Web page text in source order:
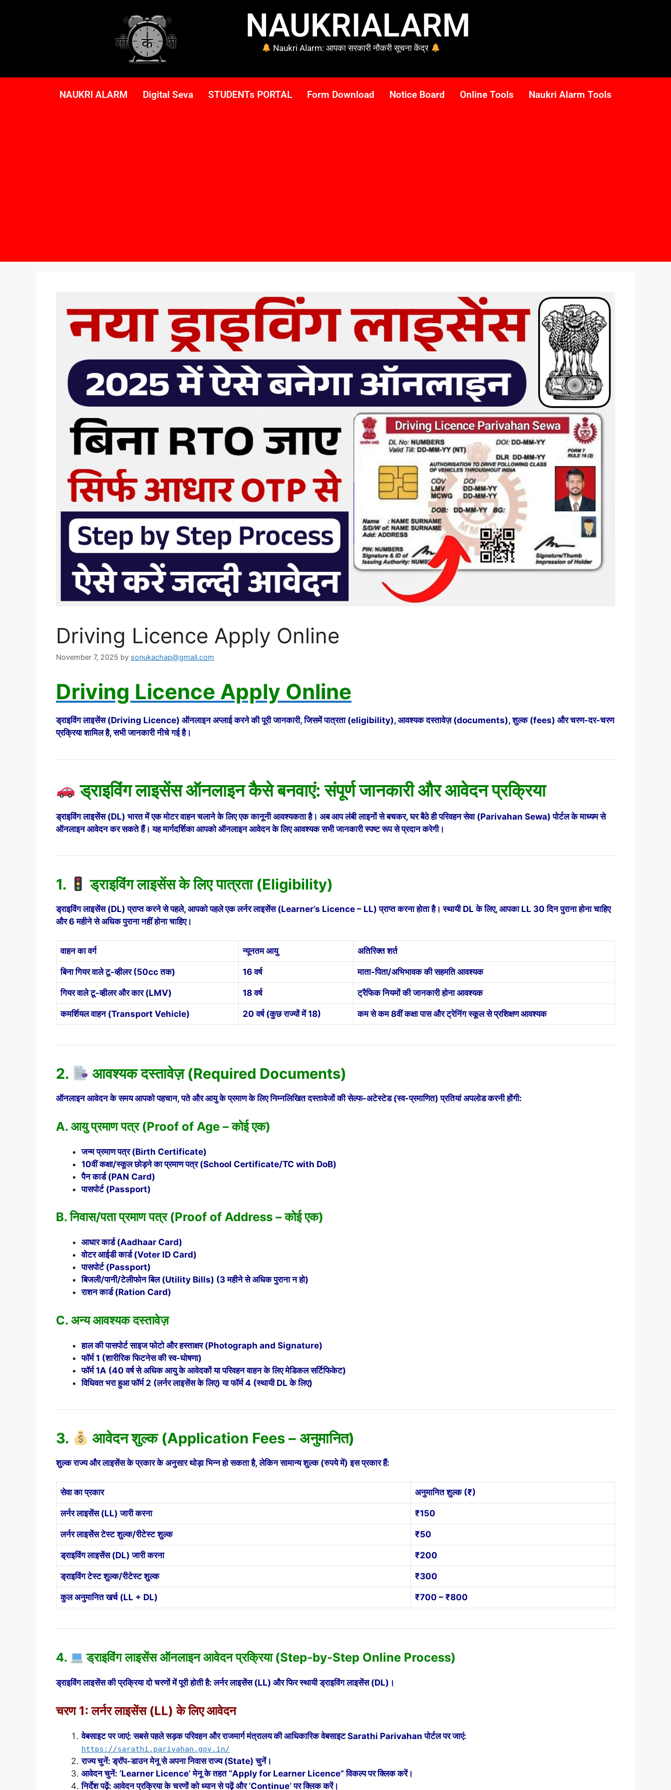
NAUKRIALARM
Naukri Alarm: आपका सरकारी नौकरी सूचना केंद्र
NAUKRI ALARM Digital Seva STUDENTs PORTAL Form Download Notice Board Online Tools Naukri Alarm Tools
Driving Licence Apply Online
November 7, 2025 by sonukachap@gmail.com
Driving Licence Apply Online
ड्राइविंग लाइसेंस (Driving Licence) ऑनलाइन अप्लाई करने की पूरी जानकारी, जिसमें पात्रता (eligibility), आवश्यक दस्तावेज़ (documents), शुल्क (fees) और चरण-दर-चरण
प्रक्रिया शामिल है, सभी जानकारी नीचे गई है।
ड्राइविंग लाइसेंस ऑनलाइन कैसे बनवाएं: संपूर्ण जानकारी और आवेदन प्रक्रिया
ड्राइविंग लाइसेंस (DL) भारत में एक मोटर वाहन चलाने के लिए एक कानूनी आवश्यकता है। अब आप लंबी लाइनों से बचकर, घर बैठे ही परिवहन सेवा (Parivahan Sewa) पोर्टल के माध्यम से
ऑनलाइन आवेदन कर सकते हैं। यह मार्गदर्शिका आपको ऑनलाइन आवेदन के लिए आवश्यक सभी जानकारी स्पष्ट रूप से प्रदान करेगी।
1. ड्राइविंग लाइसेंस के लिए पात्रता (Eligibility)
ड्राइविंग लाइसेंस (DL) प्राप्त करने से पहले, आपको पहले एक लर्नर लाइसेंस (Learner’s Licence – LL) प्राप्त करना होता है। स्थायी DL के लिए, आपका LL 30 दिन पुराना होना चाहिए
और 6 महीने से अधिक पुराना नहीं होना चाहिए।
वाहन का वर्ग न्यूनतम आयु अतिरिक्त शर्त
बिना गियर वाले टू-व्हीलर (50cc तक) 16 वर्ष माता-पिता/अभिभावक की सहमति आवश्यक
गियर वाले टू-व्हीलर और कार (LMV) 18 वर्ष ट्रैफिक नियमों की जानकारी होना आवश्यक
कमर्शियल वाहन (Transport Vehicle) 20 वर्ष (कुछ राज्यों में 18) कम से कम 8वीं कक्षा पास और ट्रेनिंग स्कूल से प्रशिक्षण आवश्यक
2. आवश्यक दस्तावेज़ (Required Documents)
ऑनलाइन आवेदन के समय आपको पहचान, पते और आयु के प्रमाण के लिए निम्नलिखित दस्तावेजों की सेल्फ-अटेस्टेड (स्व-प्रमाणित) प्रतियां अपलोड करनी होंगी:
A. आयु प्रमाण पत्र (Proof of Age – कोई एक)
जन्म प्रमाण पत्र (Birth Certificate)
10वीं कक्षा/स्कूल छोड़ने का प्रमाण पत्र (School Certificate/TC with DoB)
पैन कार्ड (PAN Card)
पासपोर्ट (Passport)
B. निवास/पता प्रमाण पत्र (Proof of Address – कोई एक)
आधार कार्ड (Aadhaar Card)
वोटर आईडी कार्ड (Voter ID Card)
पासपोर्ट (Passport)
बिजली/पानी/टेलीफोन बिल (Utility Bills) (3 महीने से अधिक पुराना न हो)
राशन कार्ड (Ration Card)
C. अन्य आवश्यक दस्तावेज़
हाल की पासपोर्ट साइज फोटो और हस्ताक्षर (Photograph and Signature)
फॉर्म 1 (शारीरिक फिटनेस की स्व-घोषणा)
फॉर्म 1A (40 वर्ष से अधिक आयु के आवेदकों या परिवहन वाहन के लिए मेडिकल सर्टिफिकेट)
विधिवत भरा हुआ फॉर्म 2 (लर्नर लाइसेंस के लिए) या फॉर्म 4 (स्थायी DL के लिए)
3. आवेदन शुल्क (Application Fees – अनुमानित)
शुल्क राज्य और लाइसेंस के प्रकार के अनुसार थोड़ा भिन्न हो सकता है, लेकिन सामान्य शुल्क (रुपये में) इस प्रकार हैं:
सेवा का प्रकार अनुमानित शुल्क (₹)
लर्नर लाइसेंस (LL) जारी करना ₹150
लर्नर लाइसेंस टेस्ट शुल्क/रीटेस्ट शुल्क ₹50
ड्राइविंग लाइसेंस (DL) जारी करना ₹200
ड्राइविंग टेस्ट शुल्क/रीटेस्ट शुल्क ₹300
कुल अनुमानित खर्च (LL + DL) ₹700 – ₹800
4. ड्राइविंग लाइसेंस ऑनलाइन आवेदन प्रक्रिया (Step-by-Step Online Process)
ड्राइविंग लाइसेंस की प्रक्रिया दो चरणों में पूरी होती है: लर्नर लाइसेंस (LL) और फिर स्थायी ड्राइविंग लाइसेंस (DL)।
चरण 1: लर्नर लाइसेंस (LL) के लिए आवेदन
वेबसाइट पर जाएं: सबसे पहले सड़क परिवहन और राजमार्ग मंत्रालय की आधिकारिक वेबसाइट Sarathi Parivahan पोर्टल पर जाएं:
https://sarathi.parivahan.gov.in/
राज्य चुनें: ड्रॉप-डाउन मेनू से अपना निवास राज्य (State) चुनें।
आवेदन चुनें: ‘Learner Licence’ मेनू के तहत “Apply for Learner Licence” विकल्प पर क्लिक करें।
निर्देश पढ़ें: आवेदन प्रक्रिया के चरणों को ध्यान से पढ़ें और ‘Continue’ पर क्लिक करें।